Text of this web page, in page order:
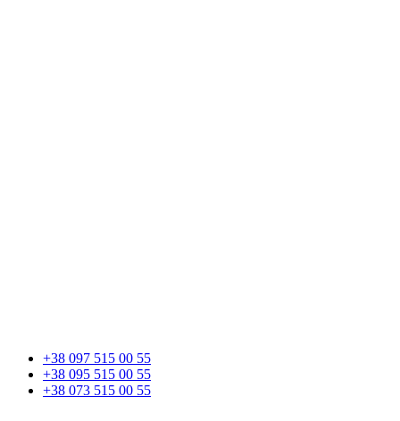
+38 097 515 00 55
+38 095 515 00 55
+38 073 515 00 55